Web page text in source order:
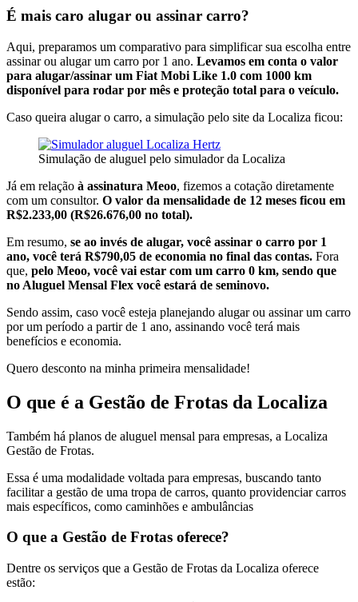
É mais caro alugar ou assinar carro?
Aqui, preparamos um comparativo para simplificar sua escolha entre
assinar ou alugar um carro por 1 ano. Levamos em conta o valor
para alugar/assinar um Fiat Mobi Like 1.0 com 1000 km
disponível para rodar por mês e proteção total para o veículo.
Caso queira alugar o carro, a simulação pelo site da Localiza ficou:
Simulação de aluguel pelo simulador da Localiza
Já em relação à assinatura Meoo, fizemos a cotação diretamente
com um consultor. O valor da mensalidade de 12 meses ficou em
R$2.233,00 (R$26.676,00 no total).
Em resumo, se ao invés de alugar, você assinar o carro por 1
ano, você terá R$790,05 de economia no final das contas. Fora
que, pelo Meoo, você vai estar com um carro 0 km, sendo que
no Aluguel Mensal Flex você estará de seminovo.
Sendo assim, caso você esteja planejando alugar ou assinar um carro
por um período a partir de 1 ano, assinando você terá mais
benefícios e economia.
Quero desconto na minha primeira mensalidade!
O que é a Gestão de Frotas da Localiza
Também há planos de aluguel mensal para empresas, a Localiza
Gestão de Frotas.
Essa é uma modalidade voltada para empresas, buscando tanto
facilitar a gestão de uma tropa de carros, quanto providenciar carros
mais específicos, como caminhões e ambulâncias
O que a Gestão de Frotas oferece?
Dentre os serviços que a Gestão de Frotas da Localiza oferece
estão: